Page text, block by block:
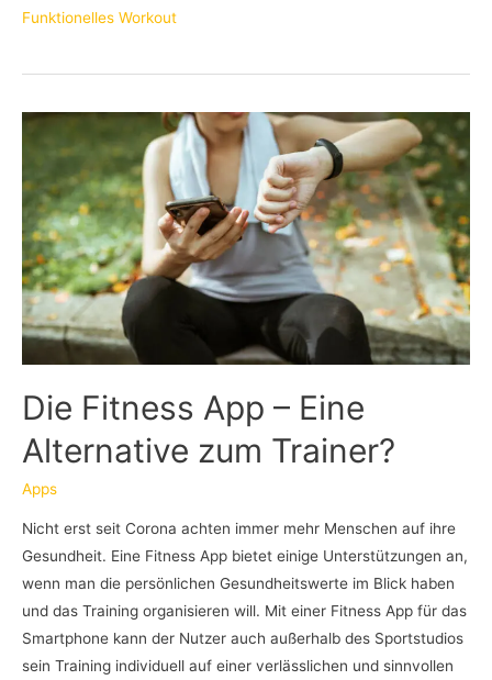
Funktionelles Workout
Die Fitness App – Eine
Alternative zum Trainer?
Apps
Nicht erst seit Corona achten immer mehr Menschen auf ihre
Gesundheit. Eine Fitness App bietet einige Unterstützungen an,
wenn man die persönlichen Gesundheitswerte im Blick haben
und das Training organisieren will. Mit einer Fitness App für das
Smartphone kann der Nutzer auch außerhalb des Sportstudios
sein Training individuell auf einer verlässlichen und sinnvollen